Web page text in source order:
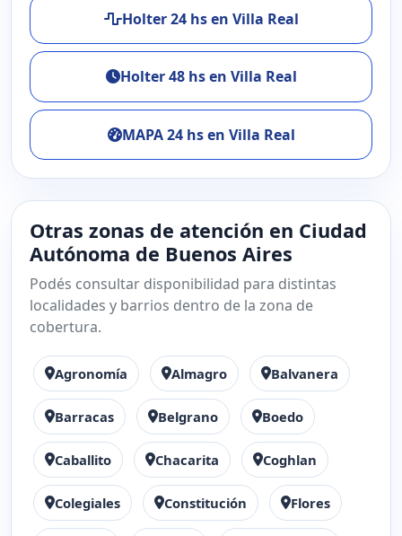
Holter 24 hs en Villa Real
Holter 48 hs en Villa Real
MAPA 24 hs en Villa Real
Otras zonas de atención en Ciudad
Autónoma de Buenos Aires
Podés consultar disponibilidad para distintas
localidades y barrios dentro de la zona de
cobertura.
Agronomía Almagro Balvanera
Barracas Belgrano Boedo
Caballito Chacarita Coghlan
Colegiales Constitución Flores